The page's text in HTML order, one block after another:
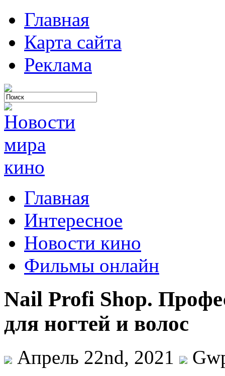
Главная
Карта сайта
Реклама
Главная
Интересное
Новости кино
Фильмы онлайн
Nail Profi Shop.
для ногтей и волос
Апрель 22nd, 2021